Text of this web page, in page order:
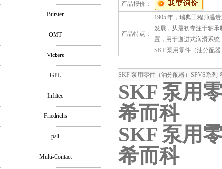
Burster
OMT
Vickers
GEL
Infiltec
Friedrichs
pall
Multi-Contact
产品报价：
产品特点：
1905 年，瑞典工程师温
发展，从最初专注于轴承
置，用于递进式润滑系统
SKF 泵用零件（油分配
SKF 泵用零件（油分配器）SPVS系列
SKF 泵用
希而科
SKF 泵用
希而科